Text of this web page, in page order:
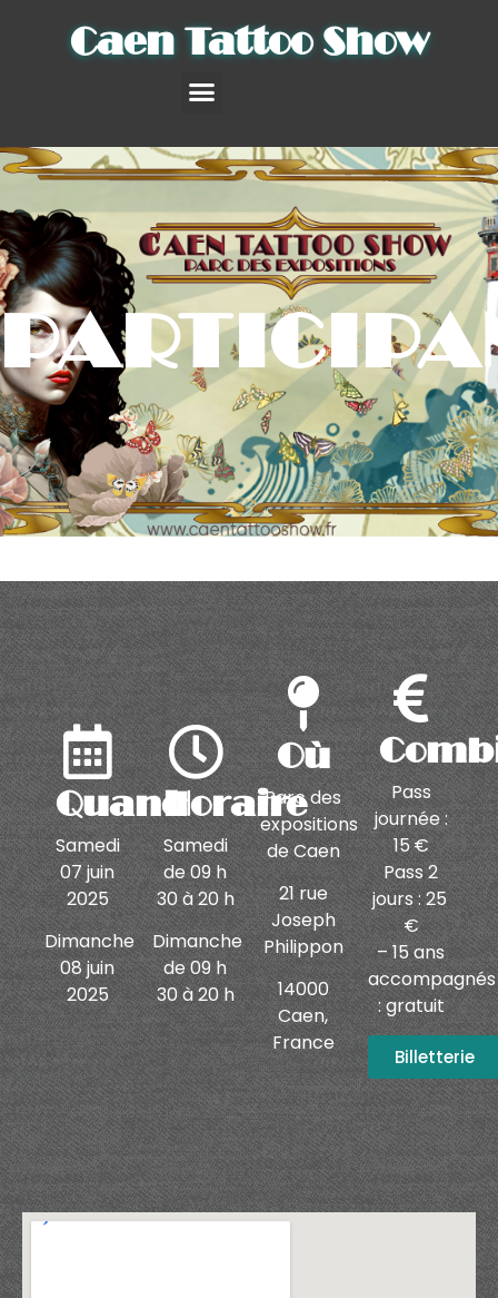
Caen Tattoo Show
Quand
Samedi
07 juin
2025
Dimanche
08 juin
2025
Horaire
Samedi
de 09 h
30 à 20 h
Dimanche
de 09 h
30 à 20 h
Où
Parc des
expositions
de Caen
21 rue
Joseph
Philippon
14000
Caen,
France
Pass
journée :
15 €
Pass 2
jours : 25
€
– 15 ans
accompagnés
: gratuit
Billetterie